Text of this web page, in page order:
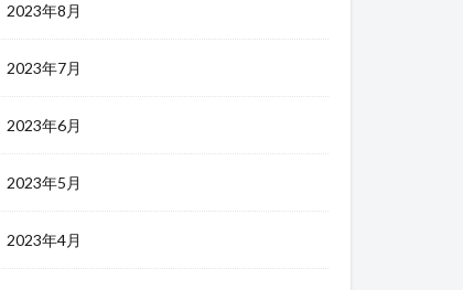
2023年8月
2023年7月
2023年6月
2023年5月
2023年4月